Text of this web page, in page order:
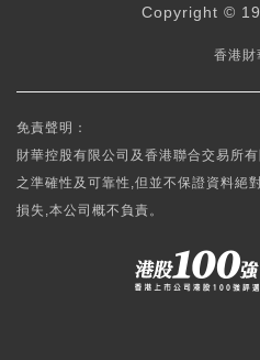
Copyright ©
香港財
免責聲明：
財華控股有限公司及香港聯合交易所
之準確性及可靠性,但並不保證資料絕
損失,本公司概不負責。